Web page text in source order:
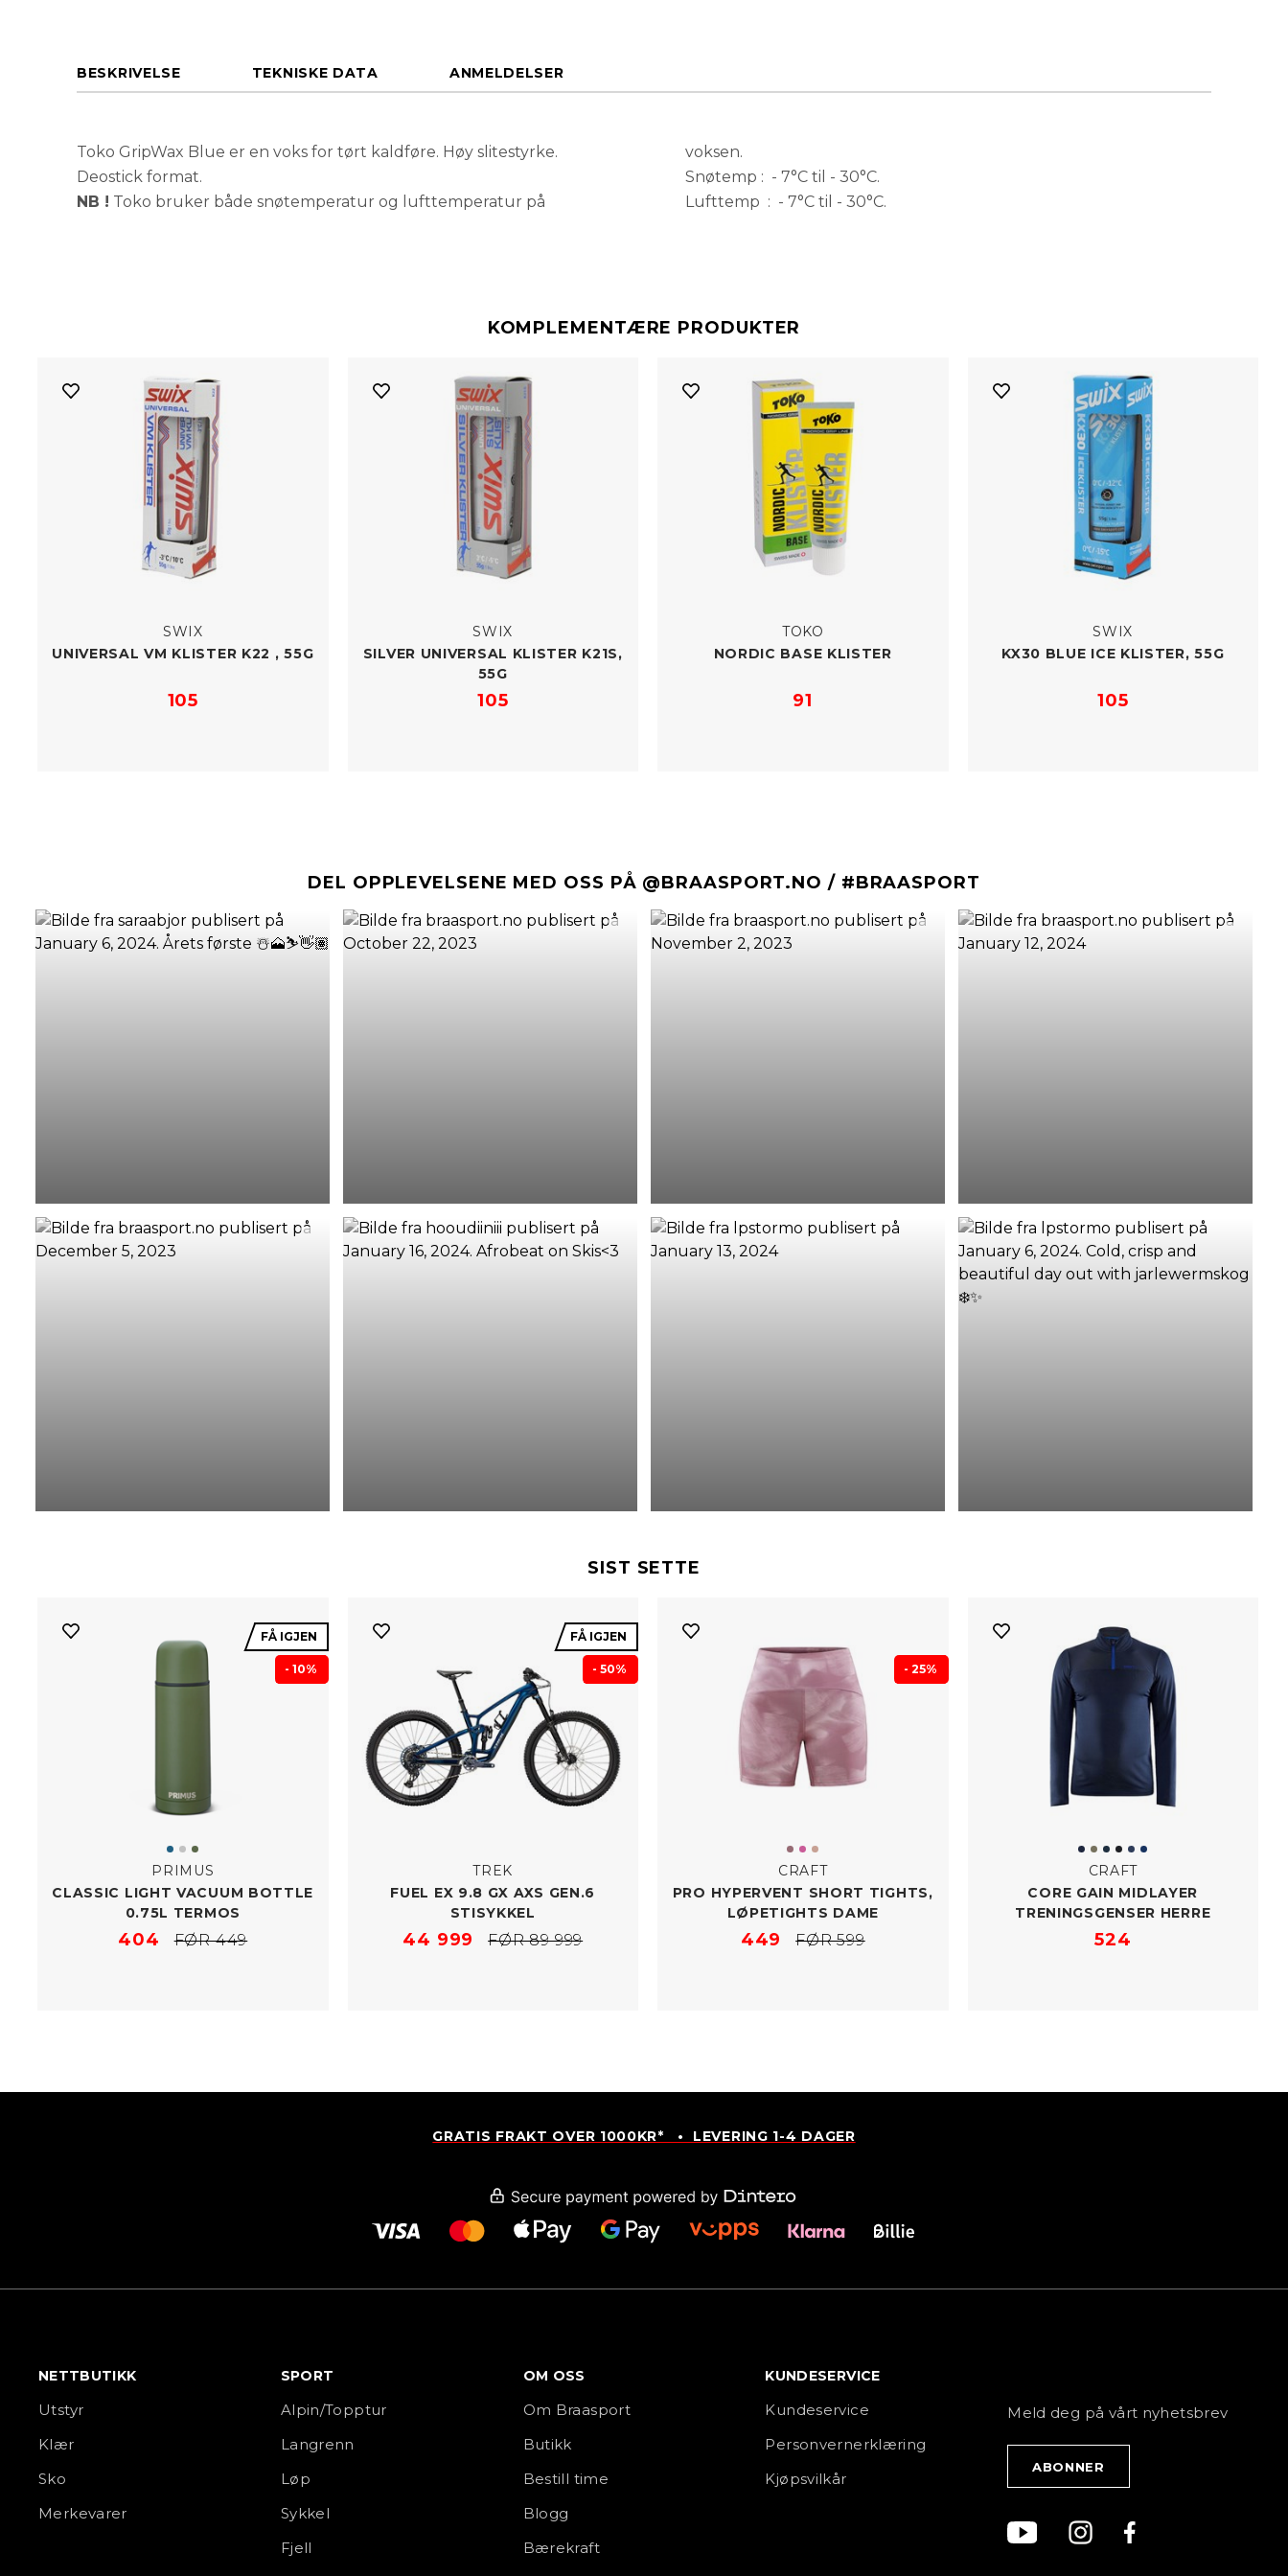
BESKRIVELSE TEKNISKE DATA ANMELDELSER
Toko GripWax Blue er en voks for tørt kaldføre. Høy slitestyrke.
Deostick format.
NB ! Toko bruker både snøtemperatur og lufttemperatur på
voksen.
Snøtemp : - 7°C til - 30°C.
Lufttemp : - 7°C til - 30°C.
KOMPLEMENTÆRE PRODUKTER
SWIX
UNIVERSAL VM KLISTER K22 , 55G
105
SWIX
SILVER UNIVERSAL KLISTER K21S,
55G
105
TOKO
NORDIC BASE KLISTER
91
SWIX
KX30 BLUE ICE KLISTER, 55G
105
DEL OPPLEVELSENE MED OSS PÅ @BRAASPORT.NO / #BRAASPORT
SIST SETTE
FÅ IGJEN
- 10%
PRIMUS
CLASSIC LIGHT VACUUM BOTTLE
0.75L TERMOS
404 FØR 449
FÅ IGJEN
- 50%
TREK
FUEL EX 9.8 GX AXS GEN.6
STISYKKEL
44 999 FØR 89 999
- 25%
CRAFT
PRO HYPERVENT SHORT TIGHTS,
LØPETIGHTS DAME
449 FØR 599
CRAFT
CORE GAIN MIDLAYER
TRENINGSGENSER HERRE
524
GRATIS FRAKT OVER 1000KR* • LEVERING 1-4 DAGER
NETTBUTIKK
Utstyr
Klær
Sko
Merkevarer
SPORT
Alpin/Topptur
Langrenn
Løp
Sykkel
Fjell
OM OSS
Om Braasport
Butikk
Bestill time
Blogg
Bærekraft
KUNDESERVICE
Kundeservice
Personvernerklæring
Kjøpsvilkår
Meld deg på vårt nyhetsbrev